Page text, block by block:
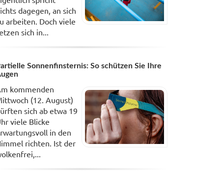
dagegen, an sich
arbeiten. Doch viele
sich in...
Sonnenfinsternis: So schützen Sie Ihre
kommenden
(12. August)
sich ab etwa 19
viele Blicke
in den
richten. Ist der